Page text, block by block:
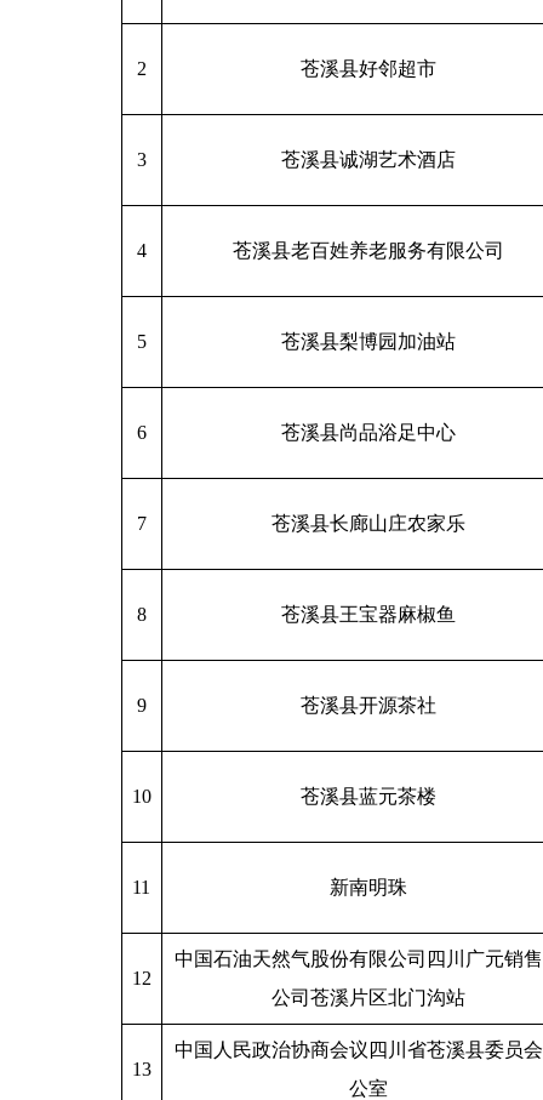
2 苍溪县好邻超市
3 苍溪县诚湖艺术酒店
4 苍溪县老百姓养老服务有限公司
5 苍溪县梨博园加油站
6 苍溪县尚品浴足中心
7 苍溪县长廊山庄农家乐
8 苍溪县王宝器麻椒鱼
9 苍溪县开源茶社
10 苍溪县蓝元茶楼
11 新南明珠
12
中国石油天然气股份有限公司四川广元销
公司苍溪片区北门沟站
13
中国人民政治协商会议四川省苍溪县委员
公室